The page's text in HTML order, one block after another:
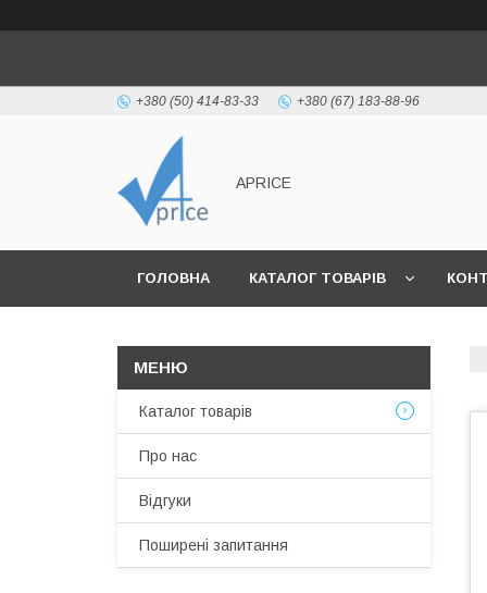
+380 (50) 414-83-33 +380 (67) 183-88-96
APRICE
ГОЛОВНА КАТАЛОГ ТОВАРІВ
Каталог товарів
Про нас
Відгуки
Поширені запитання